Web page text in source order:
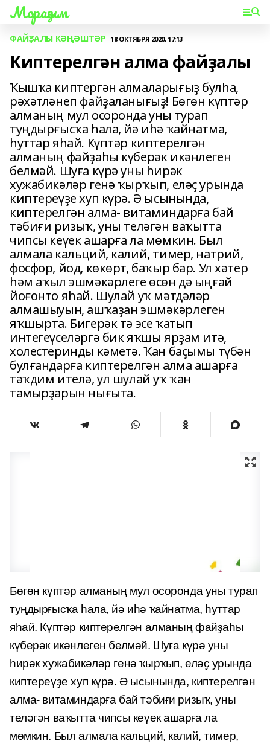
Мораҙым
ФАЙҘАЛЫ КӘҢӘШТӘР 18 ОКТЯБРЯ 2020, 17:13
Киптерелгән алма файҙалы
Ҡышҡа киптергән алмаларығыҙ булһа,
рәхәтләнеп файҙаланығыҙ! Бөгөн күптәр
алманың мул осоронда уны турап
туңдырғысҡа һала, йә иһә ҡайнатма,
һуттар яһай. Күптәр киптерелгән
алманың файҙаһы күберәк икәнлеген
белмәй. Шуға күрә уны һирәк
хужабикәләр генә ҡырҡып, еләҫ урында
киптереүҙе хуп күрә. Ә ысынында,
киптерелгән алма- витаминдарға бай
тәбиғи ризыҡ, уны теләгән ваҡытта
чипсы кеүек ашарға ла мөмкин. Был
алмала кальций, калий, тимер, натрий,
фосфор, йод, көкөрт, баҡыр бар. Ул хәтер
һәм аҡыл эшмәкәрлеге өсөн дә ыңғай
йоғонто яһай. Шулай уҡ мәтдәләр
алмашыуын, ашҡаҙан эшмәкәрлеген
яҡшырта. Бигерәк тә эсе ҡатып
интегеүселәргә бик яҡшы ярҙам итә,
холестеринды кәметә. Ҡан баҫымы түбән
булғандарға киптерелгән алма ашарға
тәҡдим ителә, ул шулай уҡ ҡан
тамырҙарын нығыта.
Бөгөн күптәр алманың мул осоронда уны турап
туңдырғысҡа һала, йә иһә ҡайнатма, һуттар
яһай. Күптәр киптерелгән алманың файҙаһы
күберәк икәнлеген белмәй. Шуға күрә уны
һирәк хужабикәләр генә ҡырҡып, еләҫ урында
киптереүҙе хуп күрә. Ә ысынында, киптерелгән
алма- витаминдарға бай тәбиғи ризыҡ, уны
теләгән ваҡытта чипсы кеүек ашарға ла
мөмкин. Был алмала кальций, калий, тимер,